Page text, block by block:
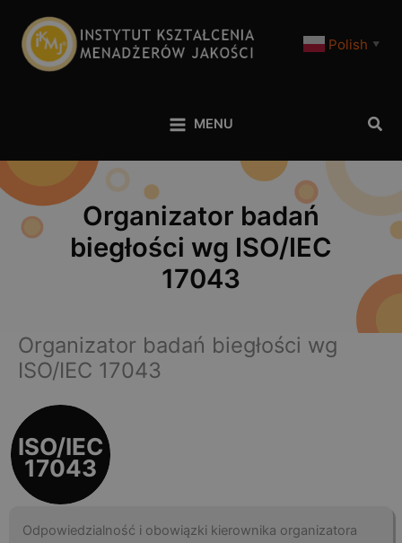
Polish ▼
MENU
Organizator badań
biegłości wg ISO/IEC
17043
Organizator badań biegłości wg
ISO/IEC 17043
ISO/IEC
17043
Odpowiedzialność i obowiązki kierownika organizatora